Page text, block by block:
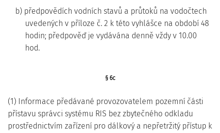
b) předpovědích vodních stavů a průtoků na vodočtech
uvedených v příloze č. 2 k této vyhlášce na období 48
hodin; předpověď je vydávána denně vždy v 10.00
hod.
§ 6c
(1) Informace předávané provozovatelem pozemní části
přístavu správci systému RIS bez zbytečného odkladu
prostřednictvím zařízení pro dálkový a nepřetržitý přístup k